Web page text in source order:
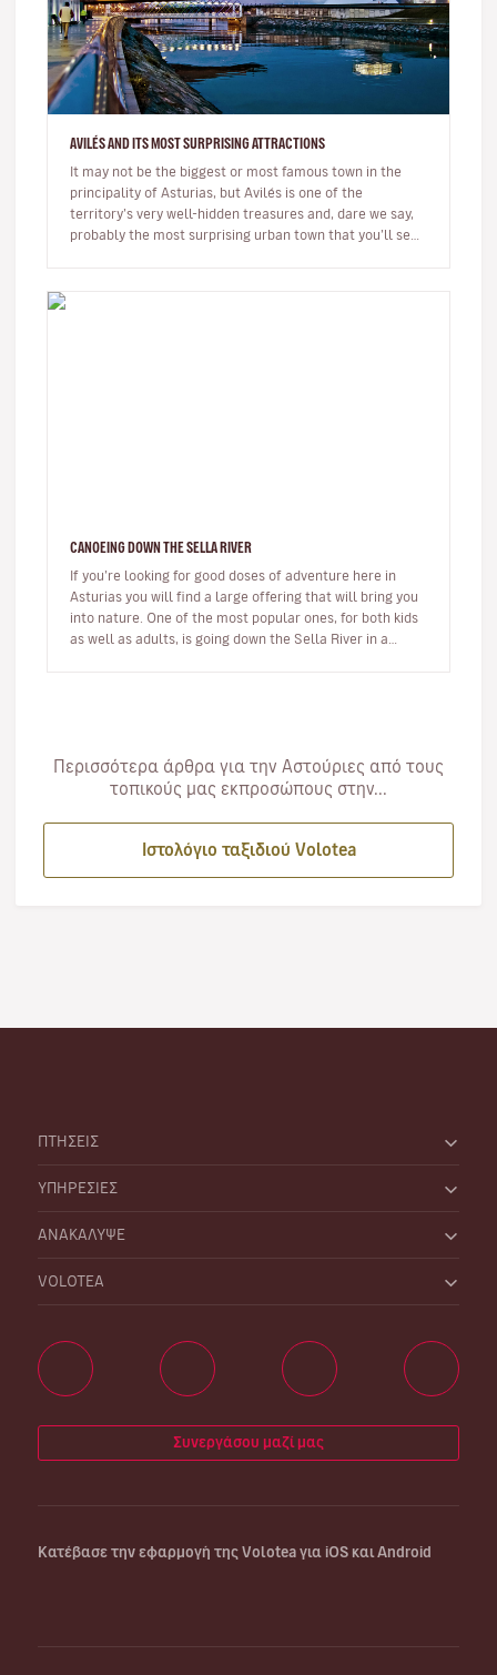
AVILÉS AND ITS MOST SURPRISING ATTRACTIONS
It may not be the biggest or most famous town in the
principality of Asturias, but Avilés is one of the
territory’s very well-hidden treasures and, dare we say,
probably the most surprising urban town that you’ll see
CANOEING DOWN THE SELLA RIVER
If you’re looking for good doses of adventure here in
Asturias you will find a large offering that will bring you
into nature. One of the most popular ones, for both kids
as well as adults, is going down the Sella River in a
Περισσότερα άρθρα για την Αστούριες από τους
τοπικούς μας εκπροσώπους στην...
Ιστολόγιο ταξιδιού Volotea
ΠΤΗΣΕΙΣ
ΥΠΗΡΕΣΙΕΣ
ΑΝΑΚΑΛΥΨΕ
VOLOTEA
Συνεργάσου μαζί μας
Κατέβασε την εφαρμογή της Volotea για iOS και Android